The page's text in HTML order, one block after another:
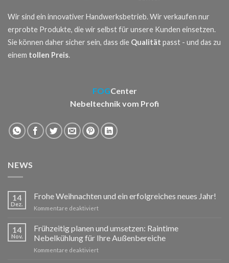
Wir sind ein innovativer Handwerksbetrieb. Wir verkaufen nur
erprobte Produkte, die wir selbst für unsere Kunden einsetzen.
Sie können daher sicher sein, dass die Qualität passt - und das zu
einem tollen Preis.
FOGCenter
Nebeltechnik vom Profi
NEWS
14
Dez.
Frohe Weihnachten und ein erfolgreiches neues Jahr!
Kommentare deaktiviertfür
Weihnachten
ein
erfolgreiches
14
Nov.
Frühzeitig planen und umsetzen: Raintime
Nebelkühlung für Ihre Außenbereiche
Kommentare deaktiviertfür